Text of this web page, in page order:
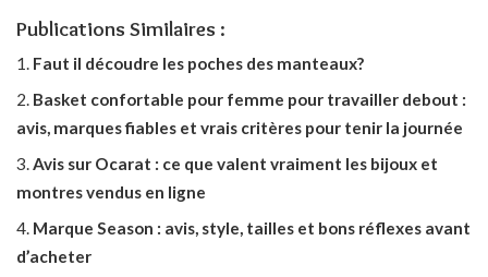
Publications Similaires :
Faut il découdre les poches des manteaux?
Basket confortable pour femme pour travailler debout :
avis, marques fiables et vrais critères pour tenir la journée
Avis sur Ocarat : ce que valent vraiment les bijoux et
montres vendus en ligne
Marque Season : avis, style, tailles et bons réflexes avant
d’acheter